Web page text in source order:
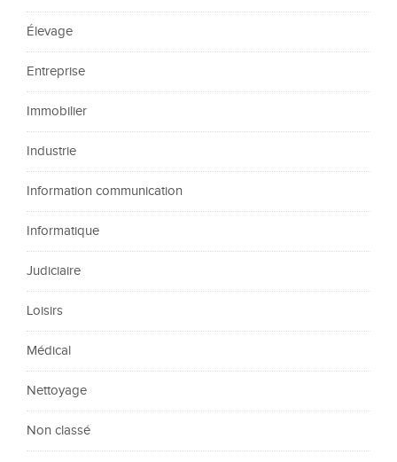
Élevage
Entreprise
Immobilier
Industrie
Information communication
Informatique
Judiciaire
Loisirs
Médical
Nettoyage
Non classé